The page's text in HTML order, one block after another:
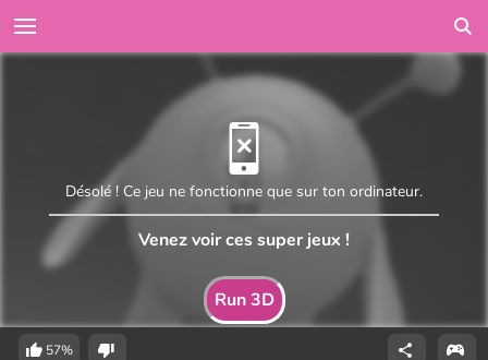
Run 3D
Désolé ! Ce jeu ne fonctionne que sur ton ordinateur.
Venez voir ces super jeux !
57%